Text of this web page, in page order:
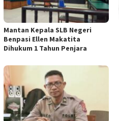
Mantan Kepala SLB Negeri
Benpasi Ellen Makatita
Dihukum 1 Tahun Penjara